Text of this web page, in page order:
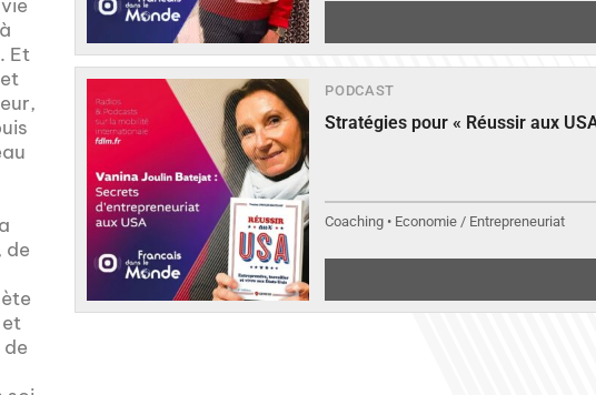
PODCAST
Stratégies pour « Réussir aux
Coaching • Economie / Entrepreneuriat